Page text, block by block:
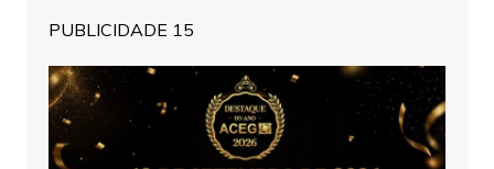
PUBLICIDADE 15